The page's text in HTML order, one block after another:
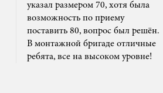
указал размером 70, хотя была
возможность по приему
поставить 80, вопрос был решён.
В монтажной бригаде отличные
ребята, все на высоком уровне!